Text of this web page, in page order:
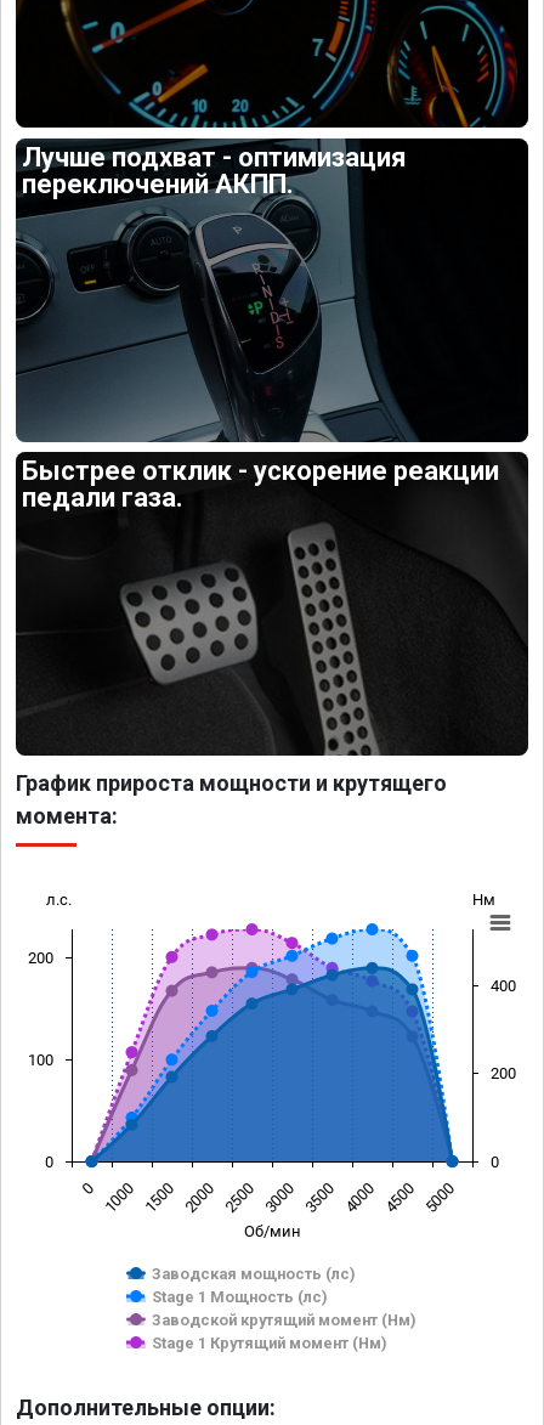
Лучше подхват - оптимизация
переключений АКПП.
Быстрее отклик - ускорение реакции
педали газа.
График прироста мощности и крутящего
момента:
Об/мин
л.с. Нм
Заводская мощность (лс)
Stage 1 Мощность (лс)
Заводской крутящий момент (Нм)
Stage 1 Крутящий момент (Нм)
0 1000 1500 2000 2500 3000 3500 4000 4500 5000
0
100
200
0
200
400
Дополнительные опции: